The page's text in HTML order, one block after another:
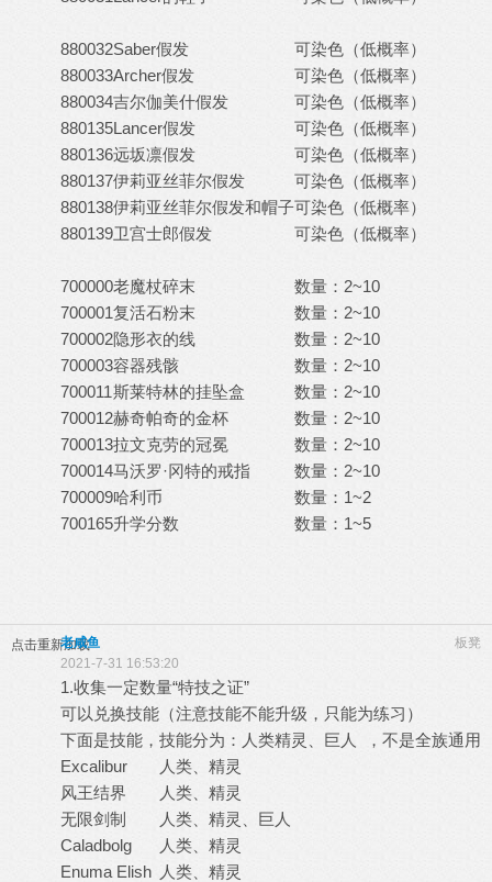
880032Saber假发
可染色（低概率）
880033Archer假发
可染色（低概率）
880034吉尔伽美什假发
可染色（低概率）
880135Lancer假发
可染色（低概率）
880136远坂凛假发
可染色（低概率）
880137伊莉亚丝菲尔假发
可染色（低概率）
880138伊莉亚丝菲尔假发和帽子可染色（低概率）
880139卫宫士郎假发 可染色（低概率）
700000老魔杖碎末
数量：2~10
700001复活石粉末
数量：2~10
700002隐形衣的线
数量：2~10
700003容器残骸
数量：2~10
700011斯莱特林的挂坠盒
数量：2~10
700012赫奇帕奇的金杯
数量：2~10
700013拉文克劳的冠冕
数量：2~10
700014马沃罗·冈特的戒指
数量：2~10
700009哈利币
数量：1~2
700165升学分数 数量：1~5
点击重新加载 板凳
老咸鱼
2021-7-31 16:53:20
1.收集一定数量“特技之证”
可以兑换技能（注意技能不能升级，只能为练习）
下面是技能，技能分为：人类精灵、巨人 ，不是全族通用
Excalibur
人类、精灵
风王结界
人类、精灵
无限剑制
人类、精灵、巨人
Caladbolg
人类、精灵
Enuma Elish 人类、精灵